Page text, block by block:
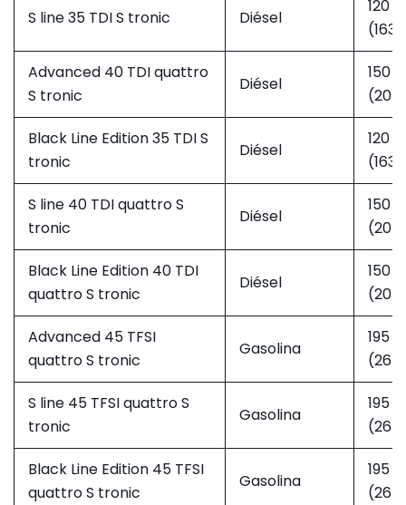
S line 35 TDI S tronic Diésel
120
(163
Advanced 40 TDI quattro
S tronic
Diésel
150
(204
Black Line Edition 35 TDI S
tronic
Diésel
120
(163
S line 40 TDI quattro S
tronic
Diésel
150
(204
Black Line Edition 40 TDI
quattro S tronic
Diésel
150
(204
Advanced 45 TFSI
quattro S tronic
Gasolina
195
(265
S line 45 TFSI quattro S
tronic
Gasolina
195
(265
Black Line Edition 45 TFSI
quattro S tronic
Gasolina
195
(265